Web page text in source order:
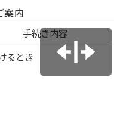
案内
手続き内容
るとき